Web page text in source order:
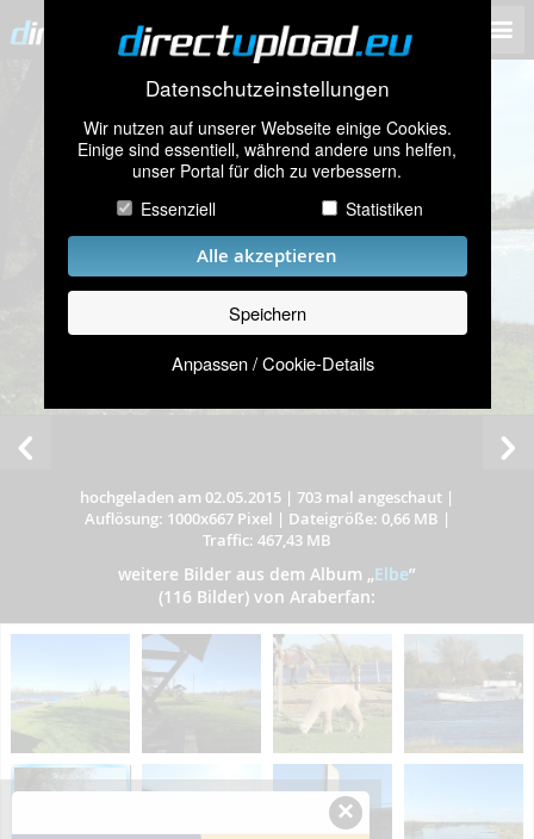
Datenschutzeinstellungen
Wir nutzen auf unserer Webseite einige Cookies.
Einige sind essentiell, während andere uns helfen,
unser Portal für dich zu verbessern.
Essenziell
Statistiken
Alle akzeptieren
Speichern
Anpassen / Cookie-Details
hochgeladen am 02.05.2015 | 703 mal angeschaut |
Auflösung: 1000x667 Pixel | Dateigröße: 0,66 MB |
Traffic: 467,43 MB
weitere Bilder aus dem Album „Elbe”
(116 Bilder) von Araberfan:
×